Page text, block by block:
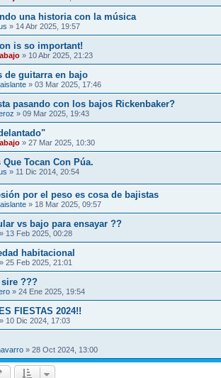
una historia con la música
» 14 Abr 2025, 19:57
is so important!
» 10 Abr 2025, 21:23
de guitarra en bajo
» 03 Mar 2025, 17:46
pasando con los bajos Rickenbaker?
» 09 Mar 2025, 19:43
» 27 Mar 2025, 10:30
Que Tocan Con Púa.
» 11 Dic 2014, 20:54
por el peso es cosa de bajistas
» 18 Mar 2025, 09:57
vs bajo para ensayar ??
» 13 Feb 2025, 00:28
habitacional
» 25 Feb 2025, 21:01
sire ???
» 24 Ene 2025, 19:54
FIESTAS 2024!!
» 10 Dic 2024, 17:03
» 28 Oct 2024, 13:00